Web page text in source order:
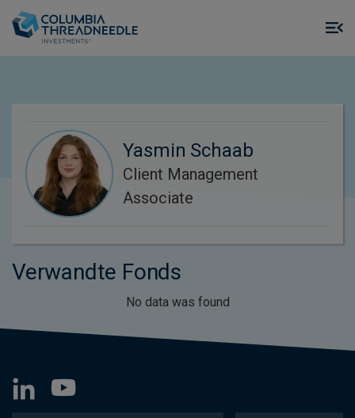
Yasmin Schaab
Client Management
Associate
Verwandte Fonds
No data was found